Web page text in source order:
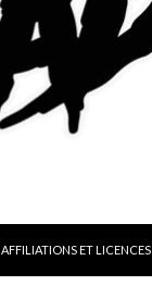
AFFILIATIONS ET LICENCES